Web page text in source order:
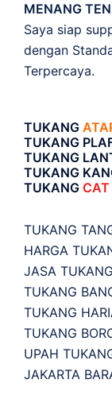
MENANG
Saya siap
dengan
Terpercaya.
TUKANG
TUKANG
TUKANG
TUKANG
TUKANG CAT
TUKANG
HARGA
JASA
TUKANG
TUKANG
TUKANG
UPAH
JAKARTA